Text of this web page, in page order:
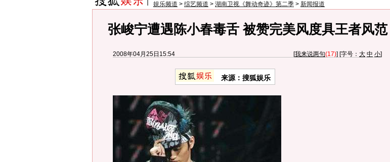
娱乐频道 > 综艺频道 > 湖南卫视《舞动奇迹》第二季 > 新闻报道
张峻宁遭遇陈小春毒舌 被赞完美风度具王者风范
2008年04月25日15:54 [我来说两句(17)] [字号： 大 中 小]
来源：搜狐娱乐